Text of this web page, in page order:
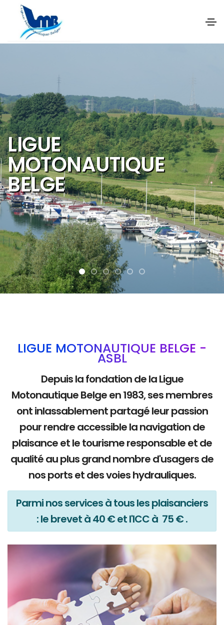
NOS OBJECTIFS SONT
DE PROMOUVOIR ET DE
DEVELOPPER :
Les activités et
sports nautiques
Le tourisme de
qualité
La mobilité douce
LIGUE MOTONAUTIQUE BELGE -
ASBL
Depuis la fondation de la Ligue
Motonautique Belge en 1983, ses membres
ont inlassablement partagé leur passion
pour rendre accessible la navigation de
plaisance et le tourisme responsable et de
qualité au plus grand nombre d'usagers de
nos ports et des voies hydrauliques.
Parmi nos services à tous les plaisanciers
: le brevet à 40 € et l'ICC à 75 € .